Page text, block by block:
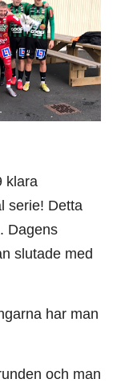
klara
serie! Detta
Dagens
slutade med
har man
och man